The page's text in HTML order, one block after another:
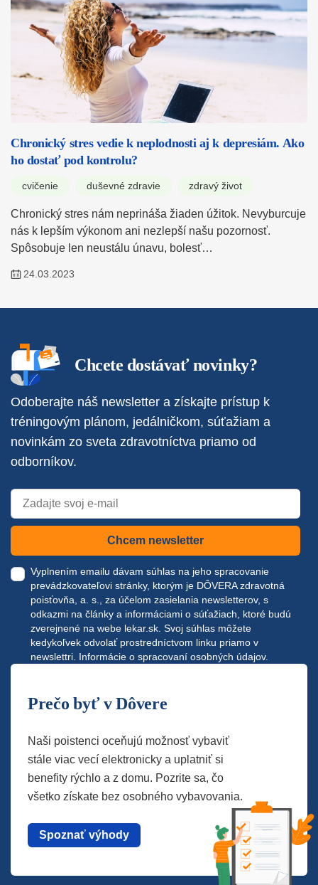
Chronický stres vedie k neplodnosti aj k depresiám. Ako
ho dostať pod kontrolu?
cvičenie duševné zdravie zdravý život
Chronický stres nám neprináša žiaden úžitok. Nevyburcuje
nás k lepším výkonom ani nezlepší našu pozornosť.
Spôsobuje len neustálu únavu, bolesť…
24.03.2023
Chcete dostávať novinky?
Odoberajte náš newsletter a získajte prístup k
tréningovým plánom, jedálničkom, súťažiam a
novinkám zo sveta zdravotníctva priamo od
odborníkov.
Chcem newsletter
Vyplnením emailu dávam súhlas na jeho spracovanie
prevádzkovateľovi stránky, ktorým je DÔVERA zdravotná
poisťovňa, a. s., za účelom zasielania newsletterov, s
odkazmi na články a informáciami o súťažiach, ktoré budú
zverejnené na webe lekar.sk . Svoj súhlas môžete
kedykoľvek odvolať prostredníctvom linku priamo v
newslettri. Informácie o spracovaní osobných údajov.
Prečo byť v Dôvere
Naši poistenci oceňujú možnosť vybaviť
stále viac vecí elektronicky a uplatniť si
benefity rýchlo a z domu. Pozrite sa, čo
všetko získate bez osobného vybavovania.
Spoznať výhody